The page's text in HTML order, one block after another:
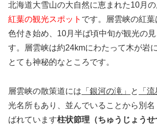
北海道大雪山の大自然に恵まれた10月
紅葉の観光スポット です。層雲峡の紅
色付き始め、10月半ば頃中旬が観光の見
す。層雲峡は約24kmにわたって木が岩
とても神秘的なところです。
層雲峡の散策道には 「銀河の滝」 と 「
光名所もあり、並んでいることから別
ばれています柱状節理（ちゅうじょう